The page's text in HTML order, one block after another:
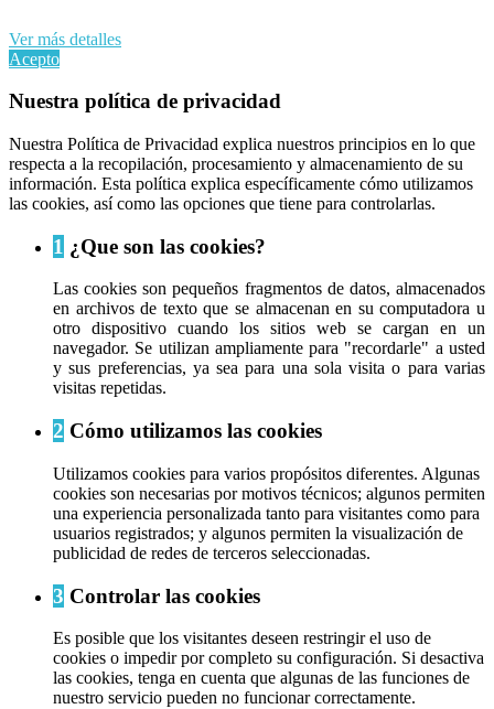
Ver más detalles
Acepto
Nuestra política de privacidad
Nuestra Política de Privacidad explica nuestros principios en lo que
respecta a la recopilación, procesamiento y almacenamiento de su
información. Esta política explica específicamente cómo utilizamos
las cookies, así como las opciones que tiene para controlarlas.
1 ¿Que son las cookies?
Las cookies son pequeños fragmentos de datos, almacenados
en archivos de texto que se almacenan en su computadora u
otro dispositivo cuando los sitios web se cargan en un
navegador. Se utilizan ampliamente para "recordarle" a usted
y sus preferencias, ya sea para una sola visita o para varias
visitas repetidas.
2 Cómo utilizamos las cookies
Utilizamos cookies para varios propósitos diferentes. Algunas
cookies son necesarias por motivos técnicos; algunos permiten
una experiencia personalizada tanto para visitantes como para
usuarios registrados; y algunos permiten la visualización de
publicidad de redes de terceros seleccionadas.
3 Controlar las cookies
Es posible que los visitantes deseen restringir el uso de
cookies o impedir por completo su configuración. Si desactiva
las cookies, tenga en cuenta que algunas de las funciones de
nuestro servicio pueden no funcionar correctamente.